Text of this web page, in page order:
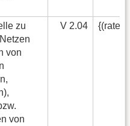
zu
von
von
V 2.04